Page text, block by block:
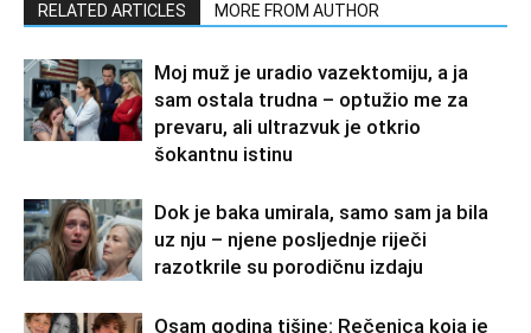
RELATED ARTICLES MORE FROM AUTHOR
Moj muž je uradio vazektomiju, a ja
sam ostala trudna – optužio me za
prevaru, ali ultrazvuk je otkrio
šokantnu istinu
Dok je baka umirala, samo sam ja bila
uz nju – njene posljednje riječi
razotkrile su porodičnu izdaju
Osam godina tišine: Rečenica koja je